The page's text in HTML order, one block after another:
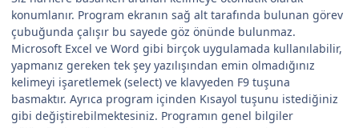
konumlanır. Program ekranın sağ alt tarafında bulunan görev
çubuğunda çalışır bu sayede göz önünde bulunmaz.
Microsoft Excel ve Word gibi birçok uygulamada kullanılabilir,
yapmanız gereken tek şey yazılışından emin olmadığınız
kelimeyi işaretlemek (select) ve klavyeden F9 tuşuna
basmaktır. Ayrıca program içinden Kısayol tuşunu istediğiniz
gibi değiştirebilmektesiniz. Programın genel bilgiler